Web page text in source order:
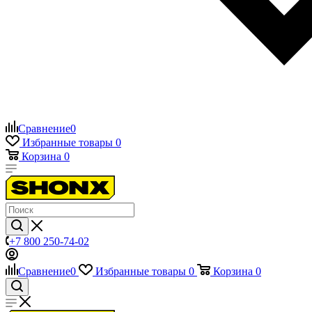
Сравнение0
Избранные товары 0
Корзина 0
+7 800 250-74-02
Сравнение0 Избранные товары 0 Корзина 0